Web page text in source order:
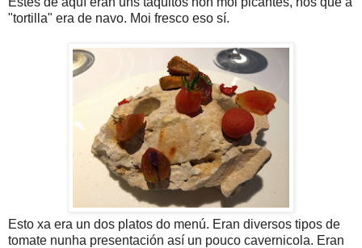
"tortilla" era de navo. Moi fresco eso sí.
Esto xa era un dos platos do menú. Eran diversos tipos de
tomate nunha presentación así un pouco cavernicola. Eran